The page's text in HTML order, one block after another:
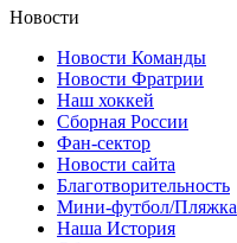
Новости
Новости Команды
Новости Фратрии
Наш хоккей
Сборная России
Фан-cектор
Новости сайта
Благотворительность
Мини-футбол/Пляжка
Наша История